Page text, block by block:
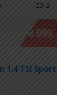
2012
€